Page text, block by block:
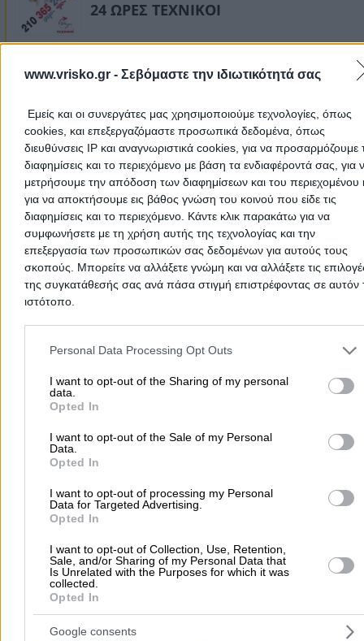
www.vrisko.gr - Σεβόμαστε την ιδιωτικότητά σας
Εμείς και οι συνεργάτες μας χρησιμοποιούμε τεχνολογίες, όπως
cookies, και επεξεργαζόμαστε προσωπικά δεδομένα, όπως
διευθύνσεις IP και αναγνωριστικά cookies, για να προσαρμόζουμε
διαφημίσεις και το περιεχόμενο με βάση τα ενδιαφέροντά σας, για
μετρήσουμε την απόδοση των διαφημίσεων και του περιεχομένου
για να αποκτήσουμε εις βάθος γνώση του κοινού που είδε τις
διαφημίσεις και το περιεχόμενο. Κάντε κλικ παρακάτω για να
συμφωνήσετε με τη χρήση αυτής της τεχνολογίας και την
επεξεργασία των προσωπικών σας δεδομένων για αυτούς τους
σκοπούς. Μπορείτε να αλλάξετε γνώμη και να αλλάξετε τις
της συγκατάθεσής σας ανά πάσα στιγμή επιστρέφοντας σε αυτόν
ιστότοπο.
Please note that this website/app uses one or more Google
and may gather and store information including but not limited to
to Google and its third-party tags to use your data for below
purposes in below Google consent section.
Personal Data Processing Opt Outs
I want to opt-out of the Sharing of my personal
data.
Opted In
I want to opt-out of the Sale of my Personal
Data.
Opted In
I want to opt-out of processing my Personal
Data for Targeted Advertising.
Opted In
I want to opt-out of Collection, Use, Retention,
Sale, and/or Sharing of my Personal Data that
Is Unrelated with the Purposes for which it was
collected.
Opted In
Google consents
24 ΩΡΕΣ ΤΕΧΝΙΚΟΙ
Υδραυλικοί - Υδραυλικές Εγκαταστάσεις
28ης Οκτωβρίου 128, Αθήνα
2103652424 Website
ΑΕΤΟΣ - ΓΕΩΡΓΑΚΟΠΟΥΛΟΣ
Υδραυλικοί - Υδραυλικές Εγκαταστάσεις
Κορίνθου 105 & Νόρμαν, Πάτρα
2610423333 Website
ΚΑΡΑΛΗΣ ΙΩΑΝΝΗΣ
Υδραυλικές Εγκαταστάσεις – Βλάβες – Διαρροές -
Υδραυλικοί - Υδραυλικές Εγκαταστάσεις
Αποφράξεις